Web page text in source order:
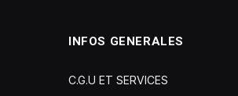
INFOS GENERALES
C.G.U ET SERVICES